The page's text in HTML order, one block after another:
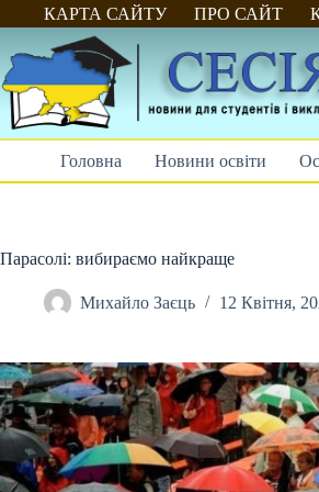
Перейти
до
КАРТА САЙТУ ПРО САЙТ
Головна Новини освіти
Парасолі: вибираємо найкраще
Михайло Заєць 12 Квітня,